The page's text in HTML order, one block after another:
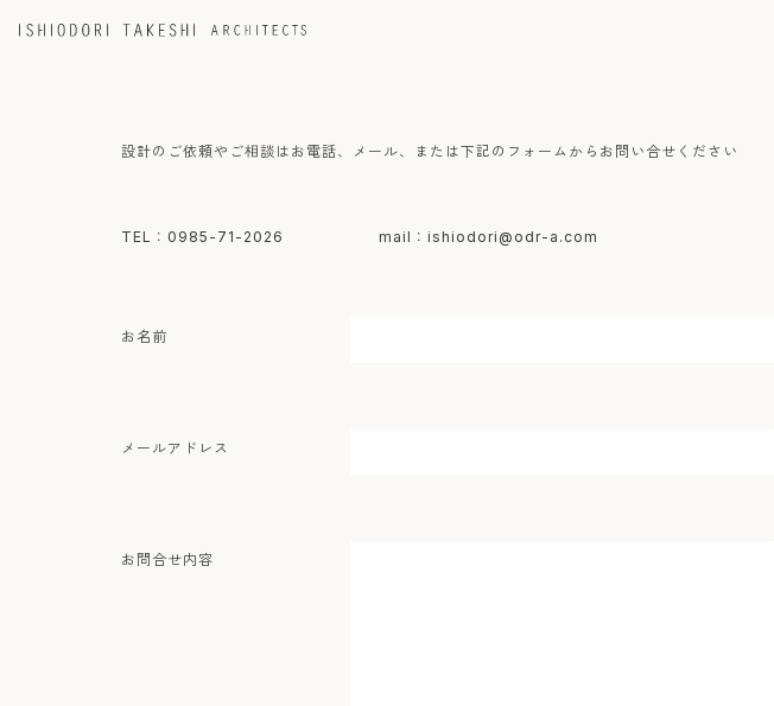
設計のご依頼やご相談はお電話、メール、または下記のフォームからお問い合せください
TEL：0985-71-2026 mail：ishiodori@odr-a.com
お名前
メールアドレス
お問合せ内容